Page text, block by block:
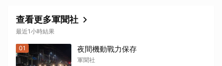
查看更多軍聞社
最近1小時結果
01 夜間機動戰力保存
軍聞社